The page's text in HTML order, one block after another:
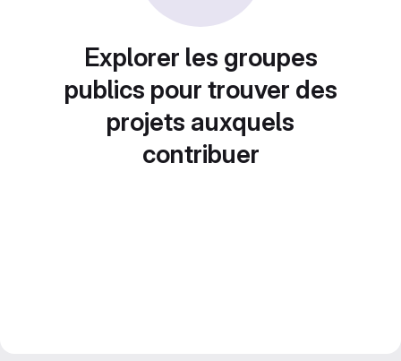
Explorer les groupes
publics pour trouver des
projets auxquels
contribuer